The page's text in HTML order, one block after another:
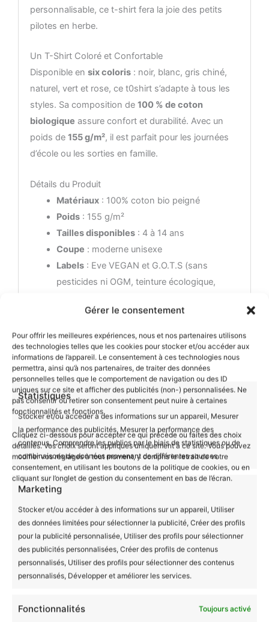
Gérer le consentement
Pour offrir les meilleures expériences, nous et nos partenaires utilisons
des technologies telles que les cookies pour stocker et/ou accéder aux
informations de l’appareil. Le consentement à ces technologies nous
permettra, ainsi qu’à nos partenaires, de traiter des données
personnelles telles que le comportement de navigation ou des ID
uniques sur ce site et afficher des publicités (non-) personnalisées. Ne
pas consentir ou retirer son consentement peut nuire à certaines
fonctionnalités et fonctions.
Cliquez ci-dessous pour accepter ce qui précède ou faites des choix
détaillés. Vos choix seront appliqués uniquement à ce site. Vous pouvez
modifier vos réglages à tout moment, y compris le retrait de votre
consentement, en utilisant les boutons de la politique de cookies, ou en
cliquant sur l’onglet de gestion du consentement en bas de l’écran.
Statistiques
Stocker et/ou accéder à des informations sur un appareil, Mesurer
la performance des publicités, Mesurer la performance des
contenus, Comprendre les publics par le biais de statistiques ou de
combinaisons de données provenant de différentes sources.
Marketing
Stocker et/ou accéder à des informations sur un appareil, Utiliser
des données limitées pour sélectionner la publicité, Créer des profils
pour la publicité personnalisée, Utiliser des profils pour sélectionner
des publicités personnalisées, Créer des profils de contenus
personnalisés, Utiliser des profils pour sélectionner des contenus
personnalisés, Développer et améliorer les services.
Fonctionnalités Toujours activé
personnalisable, ce t-shirt fera la joie des petits
pilotes en herbe.
Un T-Shirt Coloré et Confortable
Disponible en six coloris: noir, blanc, gris chiné,
naturel, vert et rose, ce t0shirt s’adapte à tous les
styles. Sa composition de 100 % de coton
biologique assure confort et durabilité. Avec un
poids de 155 g/m², il est parfait pour les journées
d’école ou les sorties en famille.
Détails du Produit
Matériaux: 100% coton bio peigné
Poids: 155 g/m²
Tailles disponibles: 4 à 14 ans
Coupe : moderne unisexe
Labels: Eve VEGAN et G.O.T.S (sans
pesticides ni OGM, teinture écologique,
pour les paysans et les employés)
Entretien
: Lavage en machine à froid (max
30°), ne pas repasser sur le visuel, lavage et
repassage sur l’envers
Un Choix Responsable et Durable
En optant pour notre
T-shirt Enfant Bio
Rouge », vous offrez à votre enfant non seulement
un vêtement amusant mais aussi un produit
respectueux de l’environnement. Chaque pièce est
fabriquée dans des conditions équitables,
garantissant des salaires décents pour les
producteurs. Un excellent moyen d’initier les plus
jeunes à la mode responsable !
Guide des tailles